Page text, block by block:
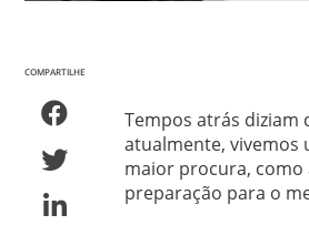
COMPARTILHE
Tempos atrás diziam
atualmente, vivemos
maior procura, como
preparação para o